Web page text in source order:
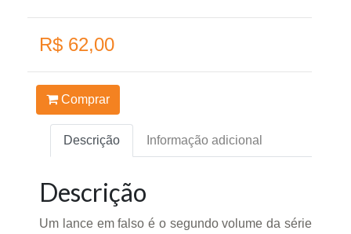
R$ 62,00
Comprar
Descrição Informação adicional
Descrição
Um lance em falso é o segundo volume da série